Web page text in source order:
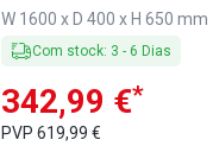
W 1600 x D 400 x H 650 mm
Com stock: 3 - 6 Dias
342,99 €*
PVP619,99 €